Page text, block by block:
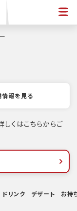
情報を見る
くはこちらからご
ドリンク デザート お持